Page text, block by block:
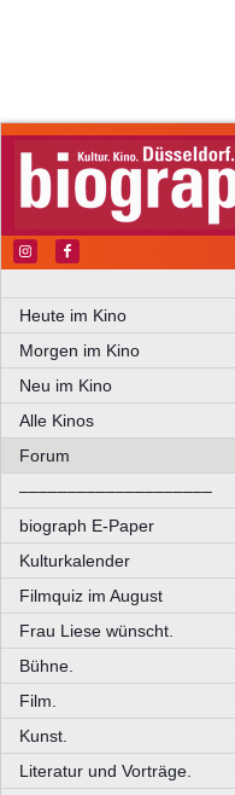
Heute im Kino
Morgen im Kino
Neu im Kino
Alle Kinos
Forum
––––––––––––––––––––
biograph E-Paper
Kulturkalender
Filmquiz im August
Frau Liese wünscht.
Bühne.
Film.
Kunst.
Literatur und Vorträge.